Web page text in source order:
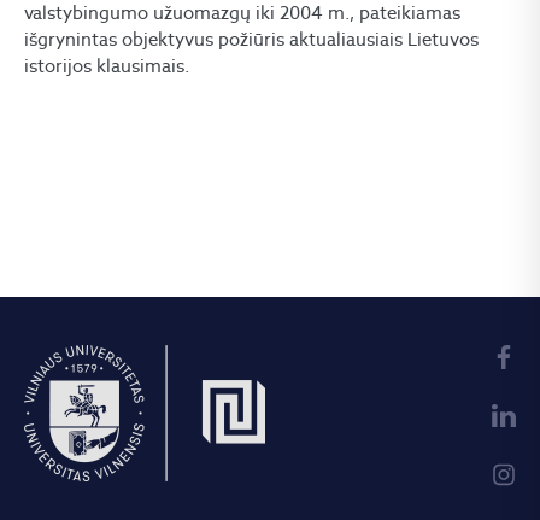
valstybingumo užuomazgų iki 2004 m., pateikiamas
išgrynintas objektyvus požiūris aktualiausiais Lietuvos
istorijos klausimais.